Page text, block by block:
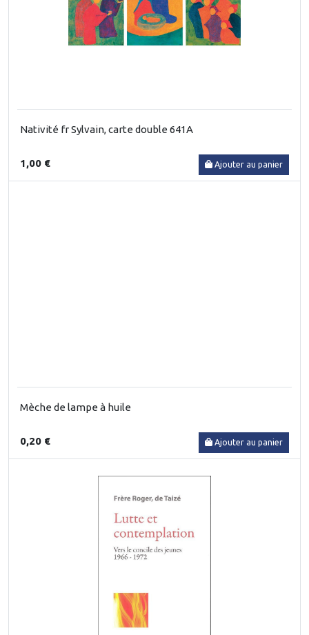
Nativité fr Sylvain, carte double 641A
1,00 € Ajouter au panier
Mèche de lampe à huile
0,20 € Ajouter au panier